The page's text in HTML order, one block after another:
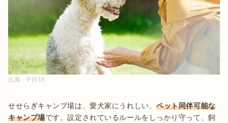
出典： PIXTA
せせらぎキャンプ場は、愛犬家にうれしい、ペット同伴可能な
キャンプ場です。設定されているルールをしっかり守って、飼